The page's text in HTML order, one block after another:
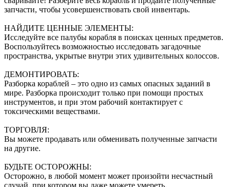
запчасти, чтобы усовершенствовать свой инвентарь.
НАЙДИТЕ ЦЕННЫЕ ЭЛЕМЕНТЫ:
Исследуйте все палубы корабля в поисках ценных предметов.
Воспользуйтесь возможностью исследовать загадочные
пространства, укрытые внутри этих удивительных колоссов.
ДЕМОНТИРОВАТЬ:
Разборка кораблей – это одно из самых опасных заданий в
мире. Разборка происходит только при помощи простых
инструментов, и при этом рабочий контактирует с
токсическими веществами.
ТОРГОВЛЯ:
Вы можете продавать или обменивать полученные запчасти
на другие.
БУДЬТЕ ОСТОРОЖНЫ:
Осторожно, в любой момент может произойти несчастный